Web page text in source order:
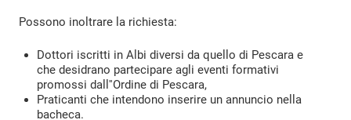
Possono inoltrare la richiesta:
Dottori iscritti in Albi diversi da quello di Pescara e
che desidrano partecipare agli eventi formativi
promossi dall''Ordine di Pescara,
Praticanti che intendono inserire un annuncio nella
bacheca.